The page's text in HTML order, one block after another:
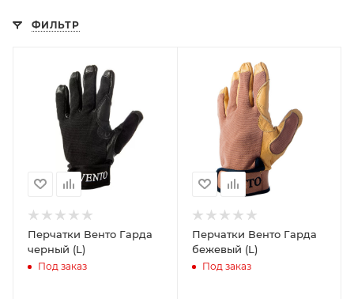
ФИЛЬТР
Перчатки Венто Гарда
черный (L)
Под заказ
Перчатки Венто Гарда
бежевый (L)
Под заказ